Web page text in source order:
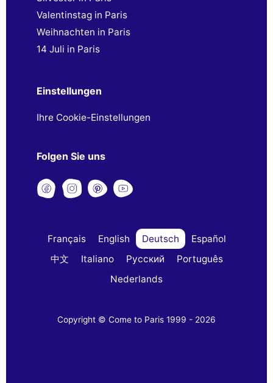
Valentinstag in Paris
Weihnachten in Paris
14 Juli in Paris
Einstellungen
Ihre Cookie-Einstellungen
Folgen Sie uns
Français English Deutsch
Español
中文
Italiano Русский
Português
Nederlands
Copyright © Come to Paris 1999 - 2026